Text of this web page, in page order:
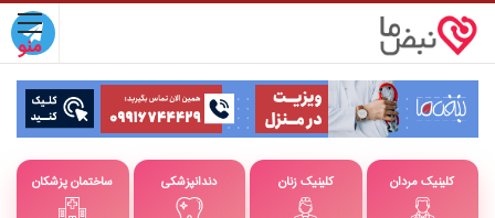
ساختمان پزشکان دندانپزشکی کلینیک زنان کلینیک مردان